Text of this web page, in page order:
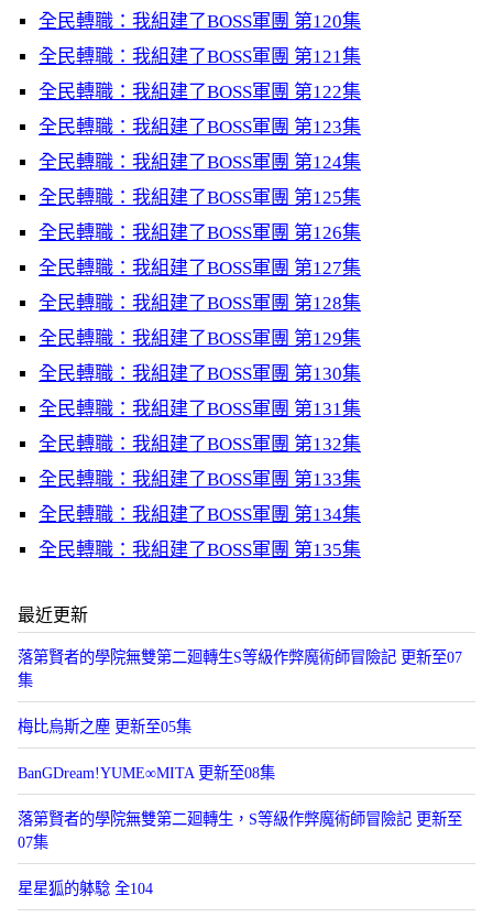
全民轉職：我組建了BOSS軍團 第120集
全民轉職：我組建了BOSS軍團 第121集
全民轉職：我組建了BOSS軍團 第122集
全民轉職：我組建了BOSS軍團 第123集
全民轉職：我組建了BOSS軍團 第124集
全民轉職：我組建了BOSS軍團 第125集
全民轉職：我組建了BOSS軍團 第126集
全民轉職：我組建了BOSS軍團 第127集
全民轉職：我組建了BOSS軍團 第128集
全民轉職：我組建了BOSS軍團 第129集
全民轉職：我組建了BOSS軍團 第130集
全民轉職：我組建了BOSS軍團 第131集
全民轉職：我組建了BOSS軍團 第132集
全民轉職：我組建了BOSS軍團 第133集
全民轉職：我組建了BOSS軍團 第134集
全民轉職：我組建了BOSS軍團 第135集
最近更新
落第賢者的學院無雙第二廻轉生S等級作弊魔術師冒險記 更新至07
集
梅比烏斯之塵 更新至05集
BanGDream!YUME∞MITA 更新至08集
落第賢者的學院無雙第二廻轉生，S等級作弊魔術師冒險記 更新至
07集
星星狐的躰騐 全104